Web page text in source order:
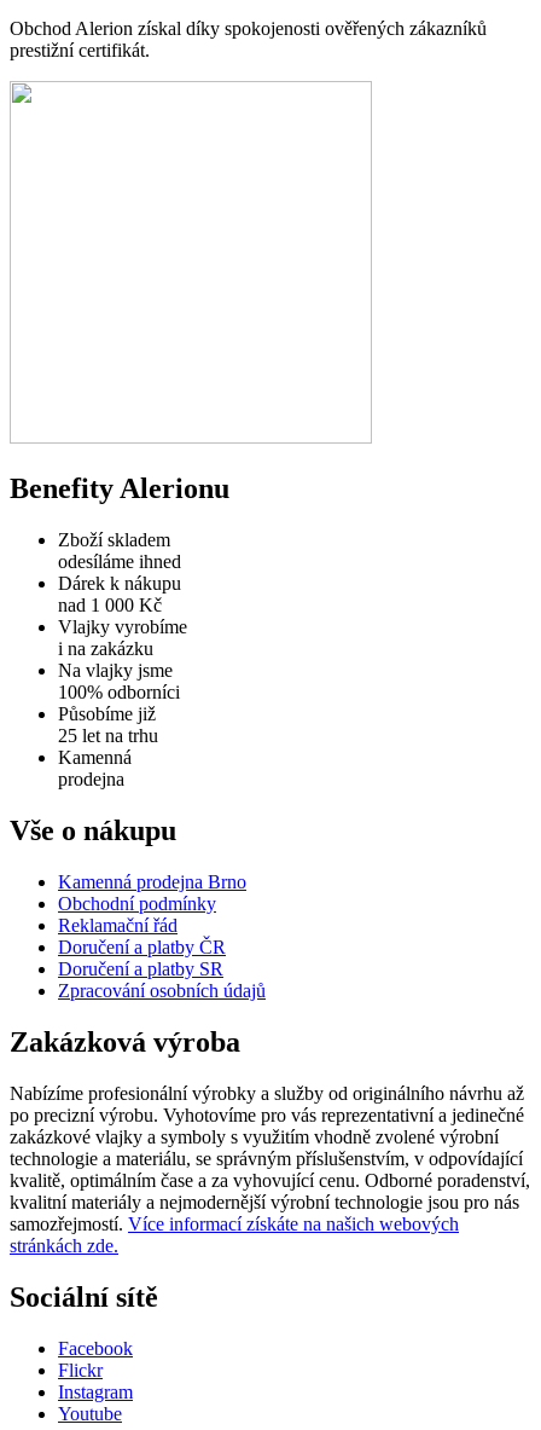
Obchod Alerion získal díky spokojenosti ověřených zákazníků
prestižní certifikát.
Benefity Alerionu
Zboží skladem
odesíláme ihned
Dárek k nákupu
nad 1 000 Kč
Vlajky vyrobíme
i na zakázku
Na vlajky jsme
100% odborníci
Působíme již
25 let na trhu
Kamenná
prodejna
Vše o nákupu
Kamenná prodejna Brno
Obchodní podmínky
Reklamační řád
Doručení a platby ČR
Doručení a platby SR
Zpracování osobních údajů
Zakázková výroba
Nabízíme profesionální výrobky a služby od originálního návrhu až
po precizní výrobu. Vyhotovíme pro vás reprezentativní a jedinečné
zakázkové vlajky a symboly s využitím vhodně zvolené výrobní
technologie a materiálu, se správným příslušenstvím, v odpovídající
kvalitě, optimálním čase a za vyhovující cenu. Odborné poradenství,
kvalitní materiály a nejmodernější výrobní technologie jsou pro nás
samozřejmostí. Více informací získáte na našich webových
stránkách zde.
Sociální sítě
Facebook
Flickr
Instagram
Youtube